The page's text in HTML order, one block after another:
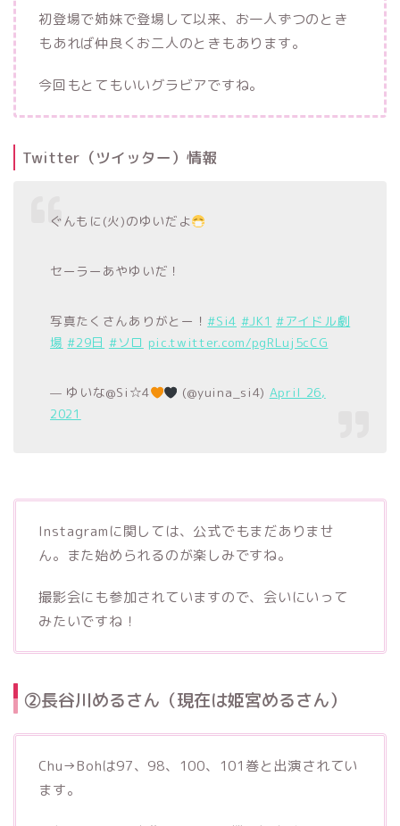
初登場で姉妹で登場して以来、お一人ずつのとき
もあれば仲良くお二人のときもあります。
今回もとてもいいグラビアですね。
Twitter（ツイッター）情報
ぐんもに(火)のゆいだよ
セーラーあやゆいだ！
写真たくさんありがとー！#Si4 #JK1 #アイドル劇
場 #29日 #ソロ pic.twitter.com/pgRLuj5cCG
— ゆいな@Si☆4 (@yuina_si4) April 26,
2021
Instagramに関しては、公式でもまだありませ
ん。また始められるのが楽しみですね。
撮影会にも参加されていますので、会いにいって
みたいですね！
②長谷川めるさん（現在は姫宮めるさん）
Chu→Bohは97、98、100、101巻と出演されてい
ます。